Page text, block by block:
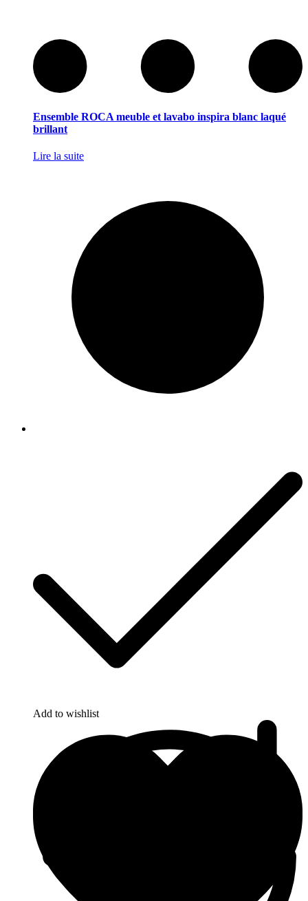
Ensemble ROCA meuble et lavabo inspira blanc laqué
brillant
Lire la suite
Add to wishlist